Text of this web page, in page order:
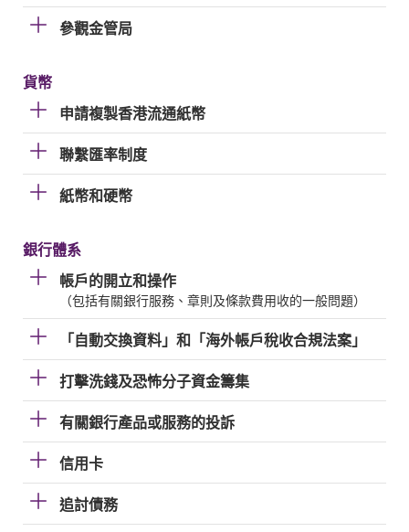
參觀金管局
貨幣
申請複製香港流通紙幣
聯繫匯率制度
紙幣和硬幣
銀行體系
帳戶的開立和操作
（包括有關銀行服務、章則及條款費用收的一般問題）
「自動交換資料」和「海外帳戶稅收合規法案」
打擊洗錢及恐怖分子資金籌集
有關銀行產品或服務的投訴
信用卡
追討債務